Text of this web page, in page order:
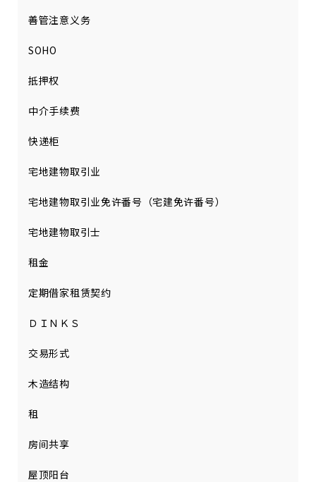
善管注意义务
SOHO
抵押权
中介手续费
快递柜
宅地建物取引业
宅地建物取引业免许番号（宅建免许番号）
宅地建物取引士
租金
定期借家租赁契约
ＤＩＮＫＳ
交易形式
木造结构
租
房间共享
屋顶阳台